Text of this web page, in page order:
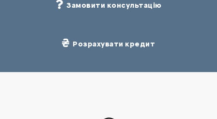
Замовити консультацію
Розрахувати кредит